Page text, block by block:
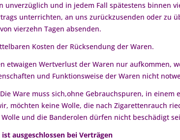
unverzüglich und in jedem Fall spätestens binnen
unterrichten, an uns zurückzusenden oder zu
vierzehn Tagen absenden.
Kosten der Rücksendung der Waren.
etwaigen Wertverlust der Waren nur aufkommen,
und Funktionsweise der Waren nicht
Die Ware muss sich,ohne Gebrauchspuren, in
möchten keine Wolle, die nach Zigarettenrauch
und die Banderolen dürfen nicht beschädigt
ausgeschlossen bei Verträgen